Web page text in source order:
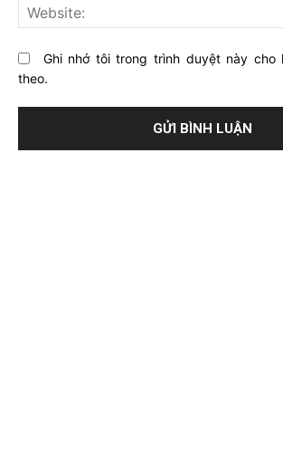
Ghi nhớ tôi trong trình duyệt này cho
theo.